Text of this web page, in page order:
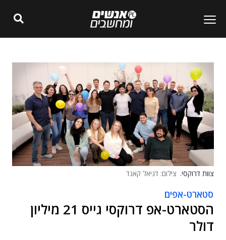
צוות דרוקסי. צילום: דניאל קאנד
סטארט-אפים
הסטארט-אפ דרוקסי גייס 21 מיליון
דולר